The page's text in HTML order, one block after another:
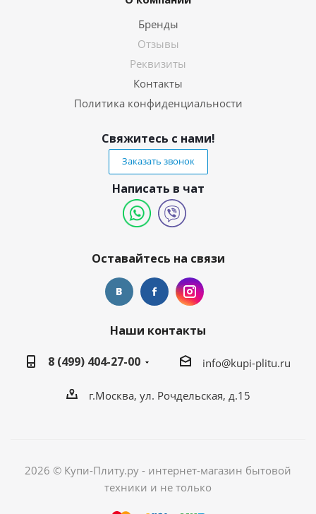
Бренды
Отзывы
Реквизиты
Контакты
Политика конфиденциальности
Свяжитесь с нами!
Заказать звонок
Написать в чат
Оставайтесь на связи
Наши контакты
8 (499) 404-27-00
info@kupi-plitu.ru
г.Москва, ул. Рочдельская, д.15
2026 © Купи-Плиту.ру - интернет-магазин бытовой
техники и не только